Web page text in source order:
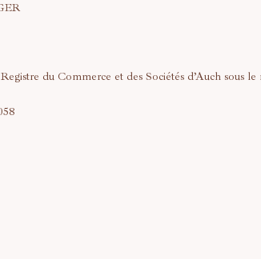
du Commerce et des Sociétés d’Auch sous